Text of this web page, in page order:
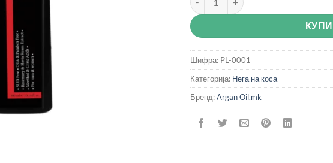
Шифра: PL-0001
Категорија: Нега на коса
Бренд:Argan Oil.mk